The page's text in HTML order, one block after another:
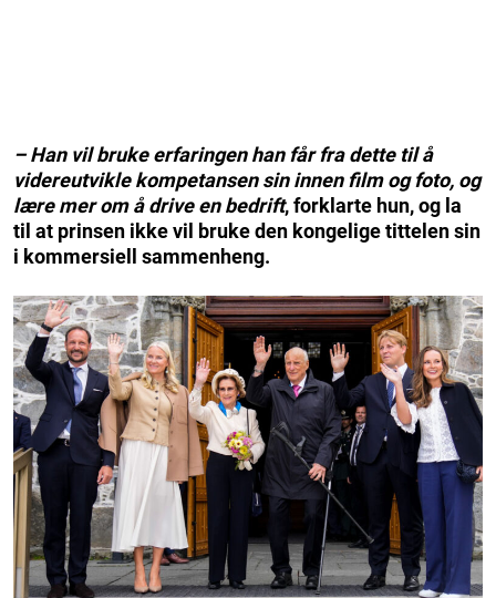
– Han vil bruke erfaringen han får fra dette til å
videreutvikle kompetansen sin innen film og foto, og
lære mer om å drive en bedrift, forklarte hun, og la
til at prinsen ikke vil bruke den kongelige tittelen sin
i kommersiell sammenheng.